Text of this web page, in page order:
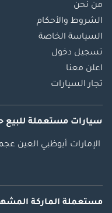
من نحن
الشروط والأحكام
السياسة الخاصة
تسجيل دخول
اعلن معنا
تجار السيارات
سيارات مستعملة للبيع
الإمارات أبوظبي العين
مستعملة الماركة